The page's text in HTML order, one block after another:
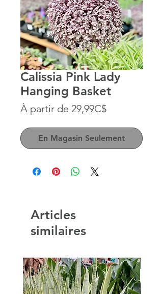
Calissia Pink Lady
Hanging Basket
À partir de 29,99C$Prix
En Magasin Seulement
Articles
similaires